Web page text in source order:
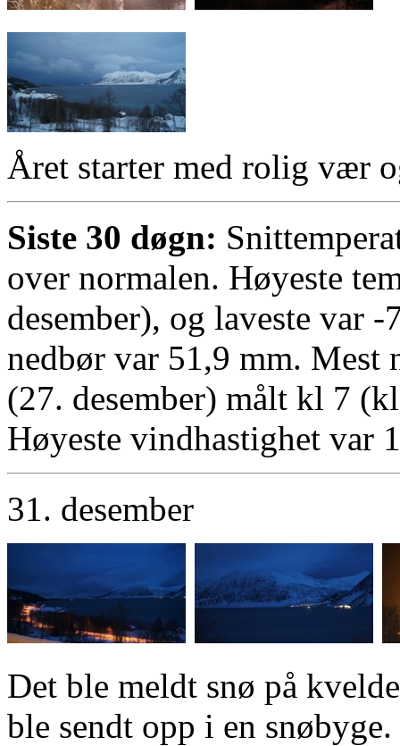
Året starter med rolig vær
Siste 30 døgn:
over normalen. Høyeste
desember), og laveste var
nedbør var 51,9 mm. Mest
(27. desember) målt kl 7
Høyeste vindhastighet var
31. desember
Det ble meldt snø på
ble sendt opp i en snøbyge.